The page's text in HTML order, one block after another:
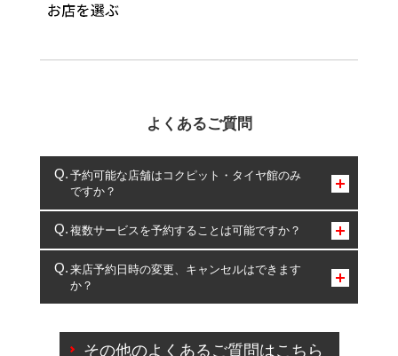
よくあるご質問
予約可能な店舗はコクピット・タイヤ館のみ
ですか？
コクピット・タイヤ館のみとなります。
複数サービスを予約することは可能ですか？
複数サービスのご予約は可能です。
一部の商品・サービスの組み合わせに限り、同時にご予約が
出来ないものもございます。
来店予約日時の変更、キャンセルはできます
か？
その他のよくあるご質問はこちら